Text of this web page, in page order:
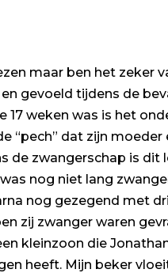
maar ben het zeker
gevoeld tijdens de
17 weken was is het
“pech” dat zijn
de zwangerschap is
nog niet lang
nog gezegend met
zij zwanger waren
kleinzoon die
heeft. Mijn beker